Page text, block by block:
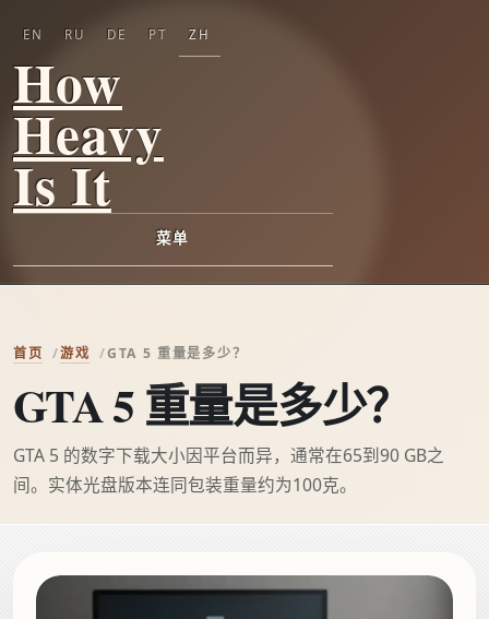
How
Heavy
Is It
菜单
EN RU DE PT ZH
首页 游戏 GTA 5 重量是多少？
GTA 5 重量是多少？
GTA 5 的数字下载大小因平台而异，通常在65到90 GB之
间。实体光盘版本连同包装重量约为100克。